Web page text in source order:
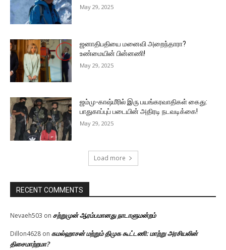
May 29, 2025
ஜனாதிபதியை மனைவி அறைந்தாரா?
உண்மையின் பின்னணி!
May 29, 2025
ஜம்மு-காஷ்மீரில் இரு பயங்கரவாதிகள் கைது:
பாதுகாப்புப் படையின் அதிரடி நடவடிக்கை!
May 29, 2025
Load more
RECENT COMMENTS
Nevaeh503 on சற்றுமுன் ஆரம்பமானது நாடாளுமன்றம்
Dillon4628 on கமல்ஹாசன் மற்றும் திமுக கூட்டணி: மாற்று அரசியலின்
திசைமாற்றமா?